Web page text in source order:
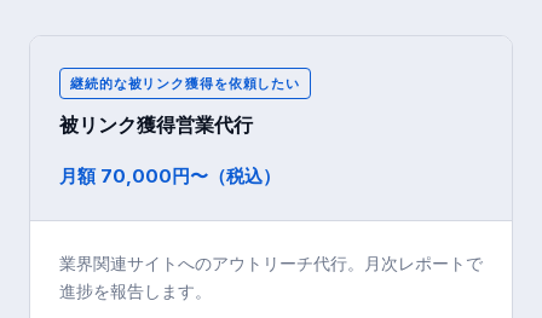
継続的な被リンク獲得を依頼したい
被リンク獲得営業代行
月額 70,000円〜（税込）
業界関連サイトへのアウトリーチ代行。月次レポートで
進捗を報告します。